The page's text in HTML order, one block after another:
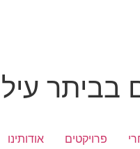
פרויקטים אודותינו